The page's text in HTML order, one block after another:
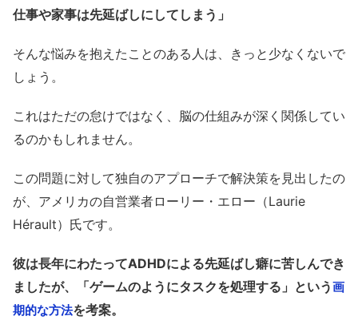
仕事や家事は先延ばしにしてしまう」
そんな悩みを抱えたことのある人は、きっと少なくないで
しょう。
これはただの怠けではなく、脳の仕組みが深く関係してい
るのかもしれません。
この問題に対して独自のアプローチで解決策を見出したの
が、アメリカの自営業者ローリー・エロー（Laurie
Hérault）氏です。
彼は長年にわたってADHDによる先延ばし癖に苦しんでき
ましたが、「ゲームのようにタスクを処理する」という画
期的な方法を考案。